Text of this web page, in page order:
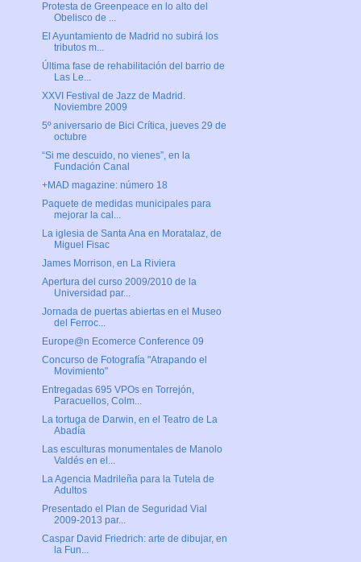
Protesta de Greenpeace en lo alto del
Obelisco de ...
El Ayuntamiento de Madrid no subirá los
tributos m...
Última fase de rehabilitación del barrio de
Las Le...
XXVI Festival de Jazz de Madrid.
Noviembre 2009
5º aniversario de Bici Crítica, jueves 29 de
octubre
“Si me descuido, no vienes”, en la
Fundación Canal
+MAD magazine: número 18
Paquete de medidas municipales para
mejorar la cal...
La iglesia de Santa Ana en Moratalaz, de
Miguel Fisac
James Morrison, en La Riviera
Apertura del curso 2009/2010 de la
Universidad par...
Jornada de puertas abiertas en el Museo
del Ferroc...
Europe@n Ecomerce Conference 09
Concurso de Fotografía "Atrapando el
Movimiento"
Entregadas 695 VPOs en Torrejón,
Paracuellos, Colm...
La tortuga de Darwin, en el Teatro de La
Abadía
Las esculturas monumentales de Manolo
Valdés en el...
La Agencia Madrileña para la Tutela de
Adultos
Presentado el Plan de Seguridad Vial
2009-2013 par...
Caspar David Friedrich: arte de dibujar, en
la Fun...